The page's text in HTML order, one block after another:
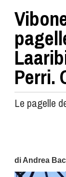
Perri.
Le pagelle
di Andrea